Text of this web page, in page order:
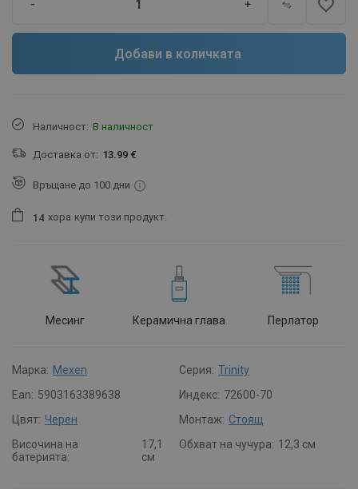
- + favorite_border
Добави в количката
Наличност: В наличност
Доставка от: 13.99 €
Връщане до 100 дни
1 4 хора купи този продукт.
Месинг Керамична глава Перлатор
Марка: Mexen Серия: Trinity
Ean: 5903163389638 Индекс: 72600-70
Цвят: Черен Монтаж: Стоящ
Височина на
батерията:
17,1
см
Обхват на чучура: 12,3 см